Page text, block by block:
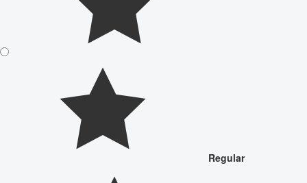
Regular